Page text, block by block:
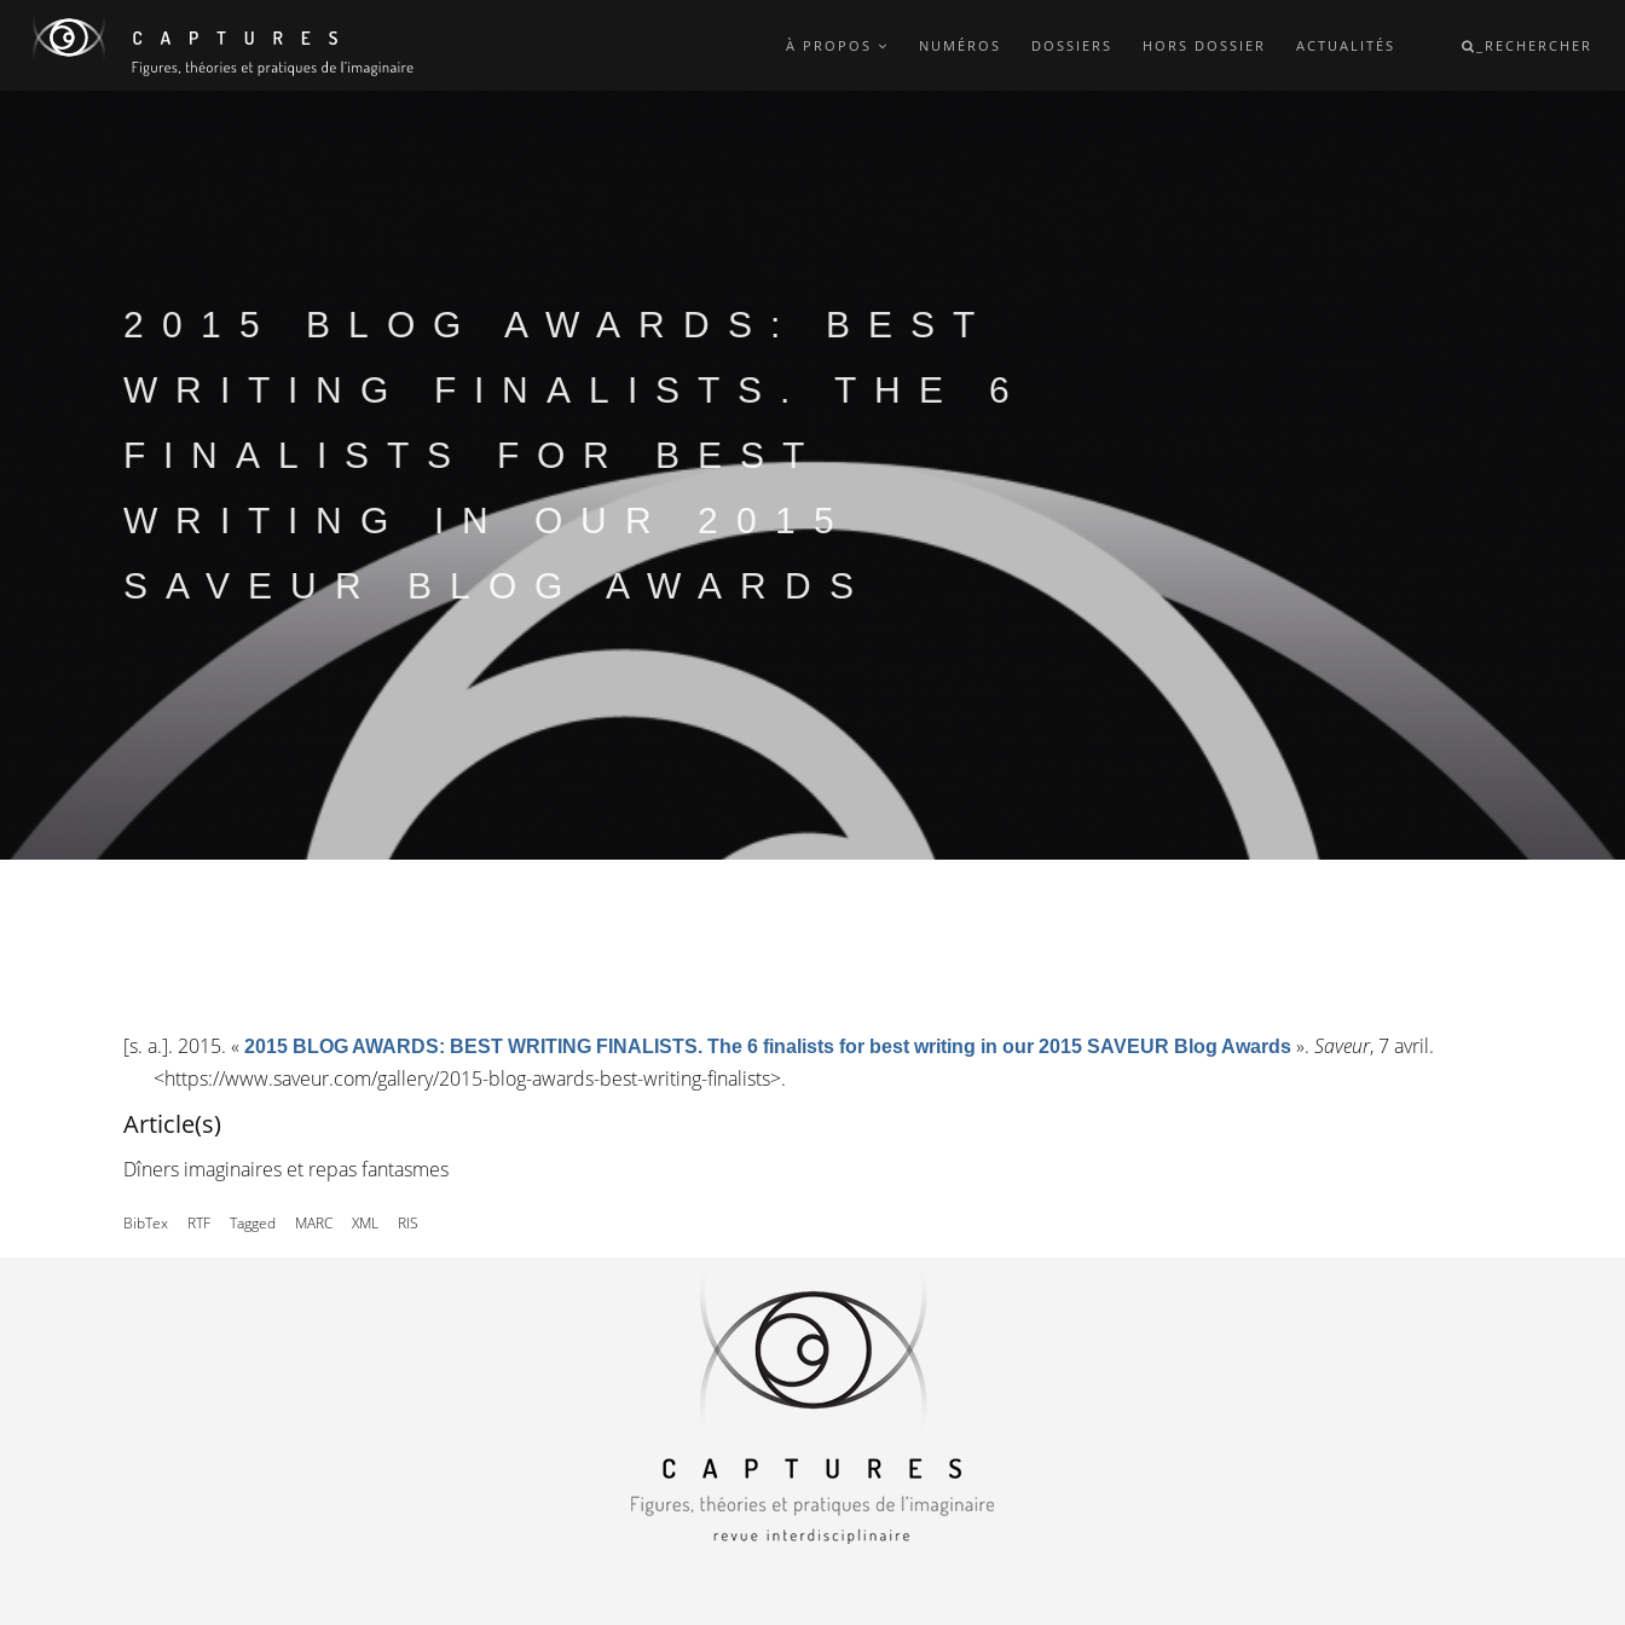
À PROPOS NUMÉROS DOSSIERS HORS DOSSIER ACTUALITÉS _RECHERCHER
2015 BLOG AWARDS: BEST
WRITING FINALISTS. THE 6
FINALISTS FOR BEST
WRITING IN OUR 2015
SAVEUR BLOG AWARDS
[s. a.]. 2015. « 2015 BLOG AWARDS: BEST WRITING FINALISTS. The 6 finalists for best writing in our 2015 SAVEUR Blog Awards ». Saveur, 7 avril.
<https://www.saveur.com/gallery/2015-blog-awards-best-writing-finalists>.
Article(s)
Dîners imaginaires et repas fantasmes
BibTex RTF Tagged MARC XML RIS